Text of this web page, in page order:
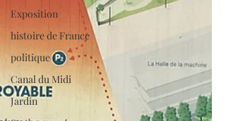
Exposition
histoire de France
politique
Canal du Midi
Jardin